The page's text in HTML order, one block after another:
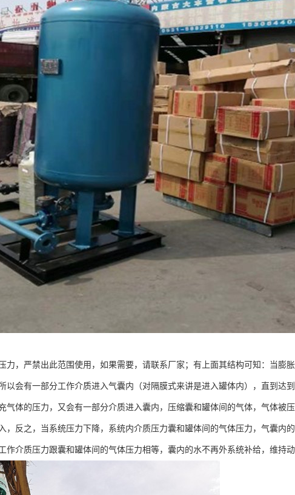
力，严禁出此范围使用，如果需要，请联系厂家；有上面其结构可知：当膨
以会有一部分工作介质进入气囊内（对隔膜式来讲是进入罐体内），直到达
气体的压力，又会有一部分介质进入囊内，压缩囊和罐体间的气体，气体被
，反之，当系统压力下降，系统内介质压力囊和罐体间的气体压力，气囊内
作介质压力跟囊和罐体间的气体压力相等，囊内的水不再外系统补给，维持动